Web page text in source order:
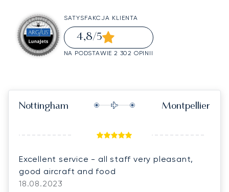
SATYSFAKCJA KLIENTA
4,8/5
NA PODSTAWIE 2 302 OPINII
Nottingham Montpellier
Excellent service - all staff very pleasant,
good aircraft and food
18.08.2023